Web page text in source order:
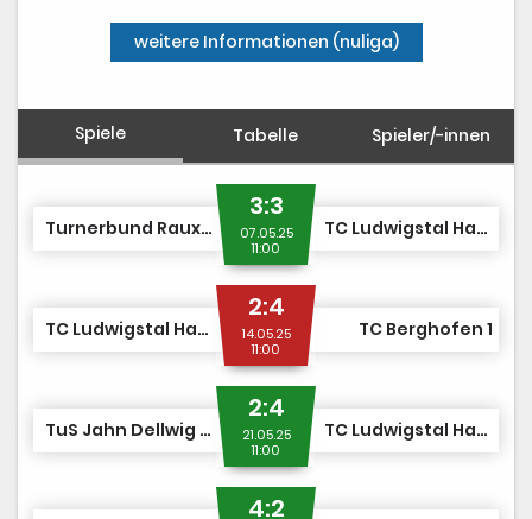
weitere Informationen (nuliga)
Spiele Tabelle Spieler/-innen
Turnerbund Rauxel 1
3:3
07.05.25
11:00
TC Ludwigstal Hattingen 1
TC Ludwigstal Hattingen 1
2:4
14.05.25
11:00
TC Berghofen 1
TuS Jahn Dellwig TA 1
2:4
21.05.25
11:00
TC Ludwigstal Hattingen 1
4:2